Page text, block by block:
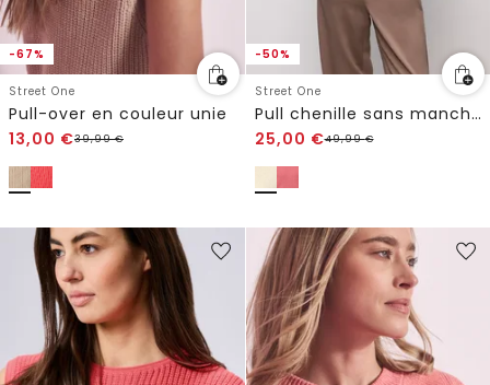
-67%
Street One
Pull-over en couleur unie
13,00 €39,99€
-50%
Street One
Pull chenille sans manches
25,00 €49,99€